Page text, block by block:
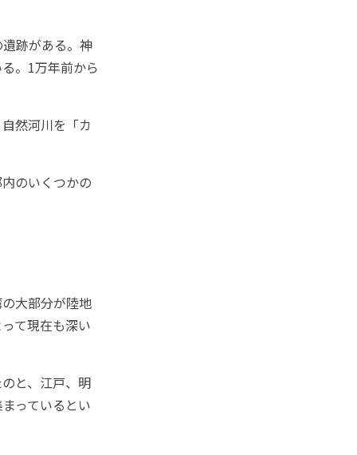
跡がある。神
。1万年前から
然河川を「カ
のいくつかの
大部分が陸地
て現在も深い
と、江戸、明
っているとい